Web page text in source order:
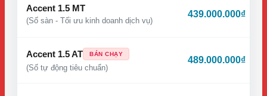
Accent 1.5 MT
(Số sàn - Tối ưu kinh doanh dịch vụ)
439.000.000₫
Accent 1.5 AT BÁN CHẠY
(Số tự động tiêu chuẩn)
489.000.000₫